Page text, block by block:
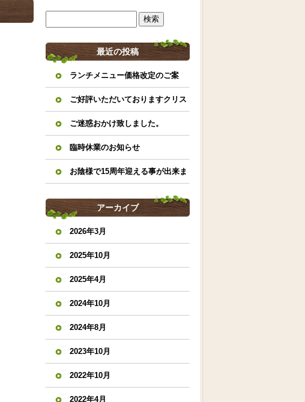
最近の投稿
ランチメニュー価格改定のご案
内。
ご好評いただいておりますクリス
マスオードブルとイタリアンおせ
ちのご案内になります。
ご迷惑おかけ致しました。
臨時休業のお知らせ
お陰様で15周年迎える事が出来ま
アーカイブ
2026年3月
2025年10月
2025年4月
2024年10月
2024年8月
2023年10月
2022年10月
2022年4月